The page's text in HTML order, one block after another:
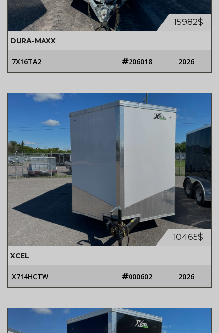
15982$
DURA-MAXX
7X16TA2 206018 2026
10465$
XCEL
X714HCTW 000602 2026